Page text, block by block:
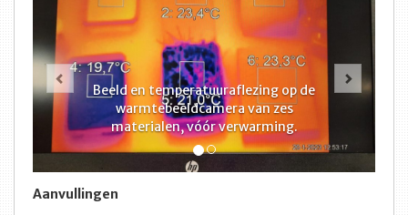
Beeld en temperatuuraflezing op de
warmtebeeldcamera van zes
materialen, vóór verwarming.
Vorige
Aanvullingen